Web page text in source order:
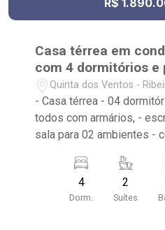
R$
Casa térrea em
com 4 dormitórios e
GolfQuinta dos Ventos -
- Casa térrea - 04
todos com armários, -
sala para 02 ambientes -
vestiário - piscina de vinil
iluminação, box e
carros (2 cobertos e 2
4
Dorm.
2
Suítes